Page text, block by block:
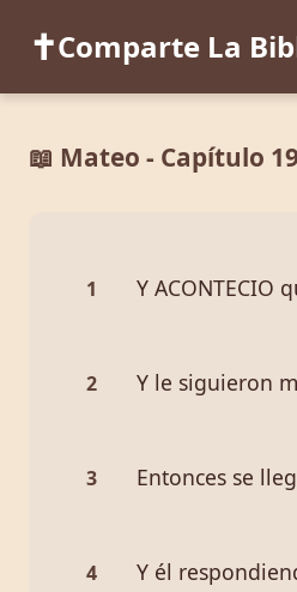
✝️Comparte La
📖 Mateo - Capítulo 19
1 Y ACONTECIO
2 Y le siguieron
3 Entonces se
4 Y él